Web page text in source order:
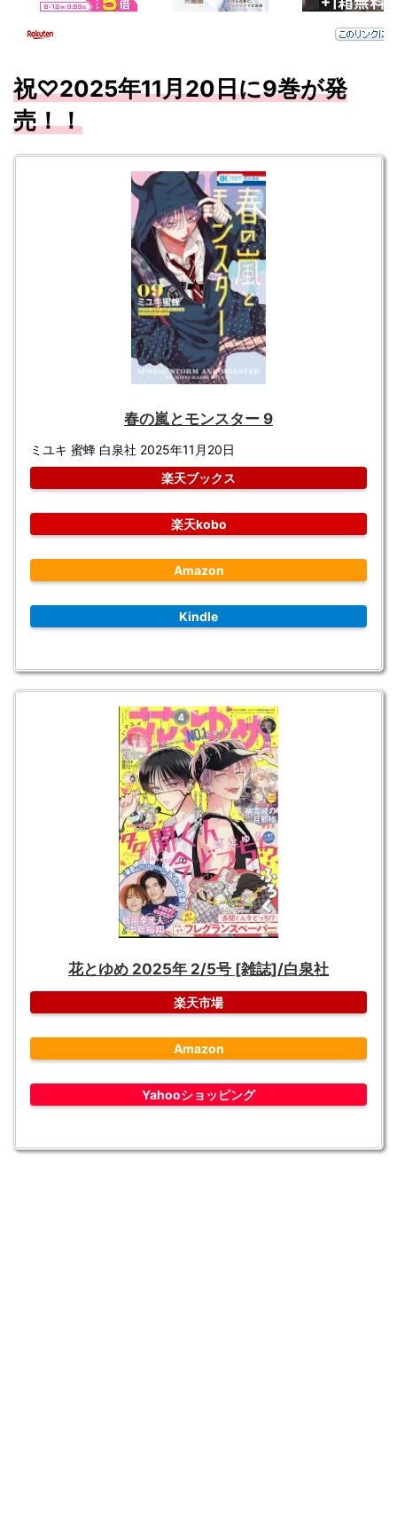
祝♡2025年11月20日に9巻が発
売！！
春の嵐とモンスター 9
ミユキ 蜜蜂 白泉社 2025年11月20日
楽天ブックス
楽天kobo
Amazon
Kindle
花とゆめ 2025年 2/5号 [雑誌]/白泉社
楽天市場
Amazon
Yahooショッピング